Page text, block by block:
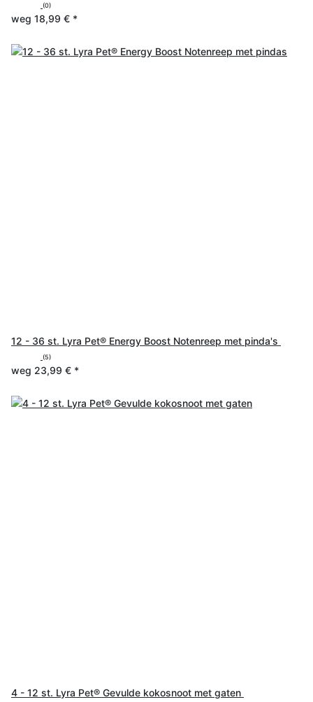
(0)
weg 18,99 € *
12 - 36 st. Lyra Pet® Energy Boost Notenreep met pinda's
(5)
weg 23,99 € *
4 - 12 st. Lyra Pet® Gevulde kokosnoot met gaten